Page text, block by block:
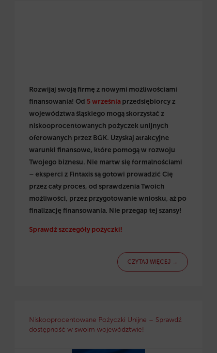
Rozwijaj swoją firmę z nowymi możliwościami
finansowania! Od 5 września przedsiębiorcy z
województwa śląskiego mogą skorzystać z
niskooprocentowanych pożyczek unijnych
oferowanych przez BGK. Uzyskaj atrakcyjne
warunki finansowe, które pomogą w rozwoju
Twojego biznesu. Nie martw się formalnościami
– eksperci z Fintaxis są gotowi prowadzić Cię
przez cały proces, od sprawdzenia Twoich
możliwości, przez przygotowanie wniosku, aż po
finalizację finansowania. Nie przegap tej szansy!
Sprawdź szczegóły pożyczki!
CZYTAJ WIĘCEJ →
Niskooprocentowane Pożyczki Unijne – Sprawdź
dostępność w swoim województwie!